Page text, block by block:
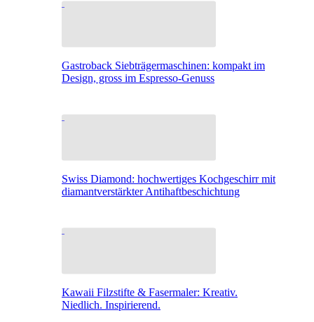
Gastroback Siebträgermaschinen: kompakt im
Design, gross im Espresso-Genuss
Swiss Diamond: hochwertiges Kochgeschirr mit
diamantverstärkter Antihaftbeschichtung
Kawaii Filzstifte & Fasermaler: Kreativ.
Niedlich. Inspirierend.